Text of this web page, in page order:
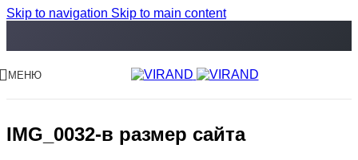
Skip to navigation Skip to main content
МЕНЮ
IMG_0032-в размер сайта